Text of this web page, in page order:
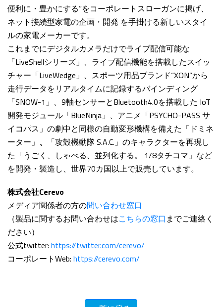
便利に・豊かにする”をコーポレートスローガンに掲げ、
ネット接続型家電の企画・開発 を手掛ける新しいスタイ
ルの家電メーカーです。
これまでにデジタルカメラだけでライブ配信可能な
「LiveShellシリーズ」、ライブ配信機能を搭載したスイッ
チャー「LiveWedge」、スポーツ用品ブランド“XON”から
走行データをリアルタイムに記録するバインディング
「SNOW-1」、9軸センサーとBluetooth4.0を搭載した IoT
開発モジュール「BlueNinja」、アニメ「PSYCHO-PASS サ
イコパス」の劇中と同様の自動変形機構を備えた「ドミネ
ーター」 、
「攻殻機動隊 S.A.C.」のキャラクターを再現し
た「うごく、しゃべる、並列化する。 1/8タチコマ」など
を開発・製造し、世界70カ国以上で販売しています。
株式会社Cerevo
メディア関係者の方の問い合わせ窓口
（製品に関するお問い合わせはこちらの窓口 までご連絡く
ださい）
公式twitter: https://twitter.com/cerevo/
コーポレートWeb: https://cerevo.com/